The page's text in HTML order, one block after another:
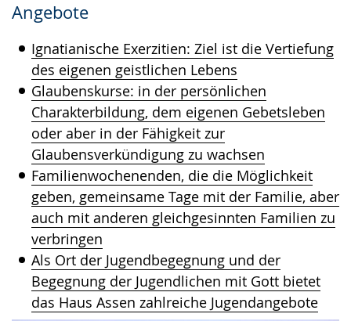
Angebote
Ignatianische Exerzitien: Ziel ist die Vertiefung
des eigenen geistlichen Lebens
Glaubenskurse: in der persönlichen
Charakterbildung, dem eigenen Gebetsleben
oder aber in der Fähigkeit zur
Glaubensverkündigung zu wachsen
Familienwochenenden, die die Möglichkeit
geben, gemeinsame Tage mit der Familie, aber
auch mit anderen gleichgesinnten Familien zu
verbringen
Als Ort der Jugendbegegnung und der
Begegnung der Jugendlichen mit Gott bietet
das Haus Assen zahlreiche Jugendangebote